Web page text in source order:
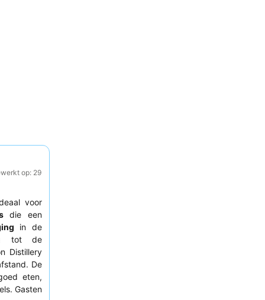
op: 29
voor
die een
in de
tot de
Distillery
De
eten,
Gasten